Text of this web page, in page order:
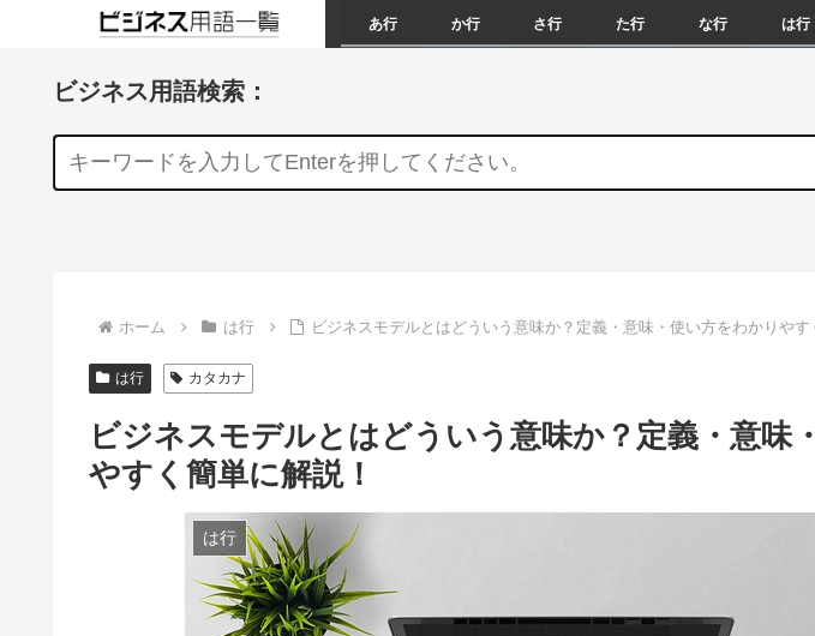
あ行 か行 さ行 た行 な行 は行
ビジネス用語検索：
ホーム は行 ビジネスモデルとはどういう意味か？定義・意味・使い方をわかりやす
は行 カタカナ
ビジネスモデルとはどういう意味か？定義・意味
やすく簡単に解説！
は行